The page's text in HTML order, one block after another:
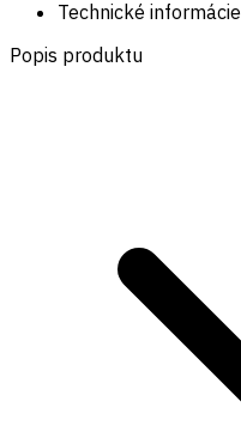
Technické informácie
Popis produktu